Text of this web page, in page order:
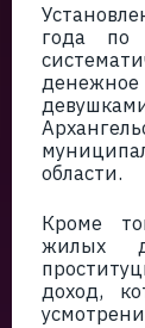
года по
области.
Кроме
жилых
доход,